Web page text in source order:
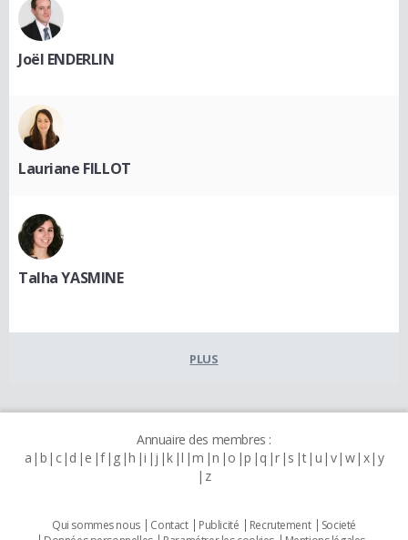
Joël ENDERLIN
Lauriane FILLOT
Talha YASMINE
PLUS
Annuaire des membres :
a b c d e f g h i j k l m n o p q r s t u v w x y
z
Qui sommes nous Contact Publicité Recrutement
Societé